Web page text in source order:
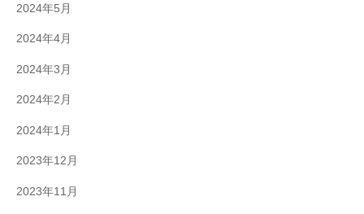
2024年5月
2024年4月
2024年3月
2024年2月
2024年1月
2023年12月
2023年11月